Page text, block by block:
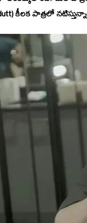
కీలక పాత్రలో